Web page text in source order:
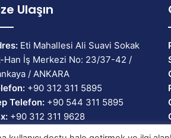
Ulaşın
Eti Mahallesi Ali Suavi Sokak
Han İş Merkezi No: 23/37-42 /
/ ANKARA
+90 312 311 5895
Telefon: +90 544 311 5895
+90 312 311 9628